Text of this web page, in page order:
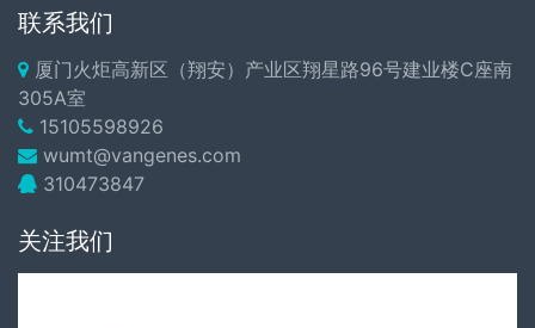
联系我们
厦门火炬高新区（翔安）产业区翔星路96号建业楼C座南
305A室
15105598926
wumt@vangenes.com
310473847
关注我们